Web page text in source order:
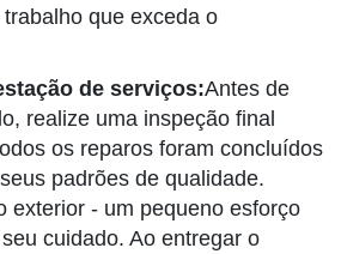
que exceda o
de serviços:Antes de
realize uma inspeção final
os reparos foram concluídos
padrões de qualidade.
exterior - um pequeno esforço
cuidado. Ao entregar o